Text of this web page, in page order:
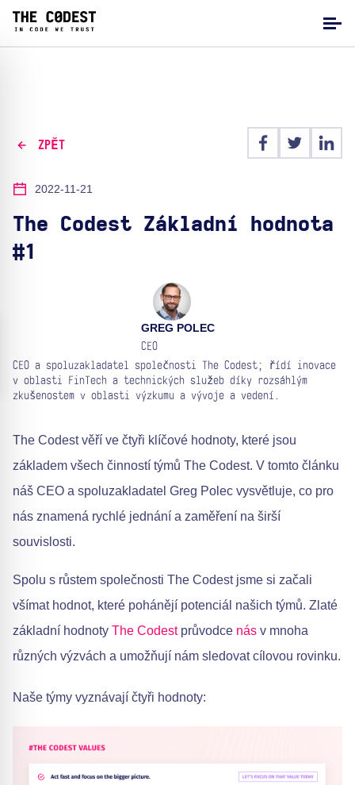
ZPĚT
2022-11-21
The Codest Základní hodnota
#1
GREG POLEC
CEO
CEO a spoluzakladatel společnosti The Codest; řídí inovace
v oblasti FinTech a technických služeb díky rozsáhlým
zkušenostem v oblasti výzkumu a vývoje a vedení.
The Codest věří ve čtyři klíčové hodnoty, které jsou
základem všech činností týmů The Codest. V tomto článku
náš CEO a spoluzakladatel Greg Polec vysvětluje, co pro
nás znamená rychlé jednání a zaměření na širší
souvislosti.
Spolu s růstem společnosti The Codest jsme si začali
všímat hodnot, které pohánějí potenciál našich týmů. Zlaté
základní hodnoty The Codestprůvodce nás v mnoha
různých výzvách a umožňují nám sledovat cílovou rovinku.
Naše týmy vyznávají čtyři hodnoty: